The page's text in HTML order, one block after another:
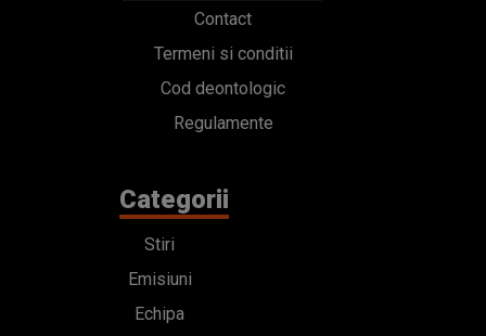
Contact
Termeni si conditii
Cod deontologic
Regulamente
Categorii
Stiri
Emisiuni
Echipa